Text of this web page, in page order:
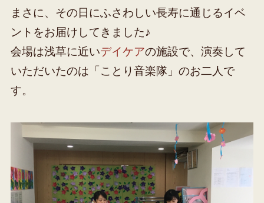
まさに、その日にふさわしい長寿に通じるイベ
ントをお届けしてきました♪
会場は浅草に近いデイケアの施設で、演奏して
いただいたのは「ことり音楽隊」のお二人で
す。